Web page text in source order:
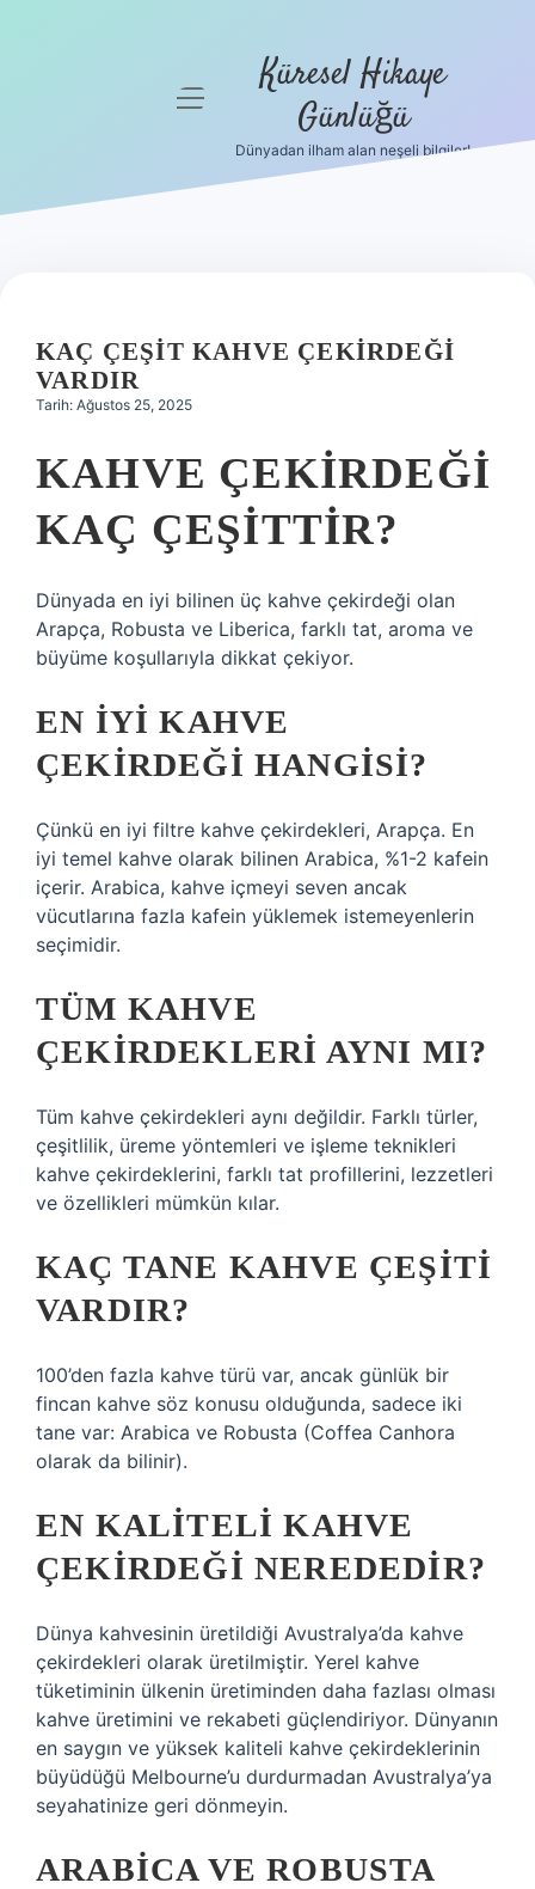
Hakkımızda
menüyü
Küresel Hikaye
Günlüğü
Dünyadan ilham alan neşeli bilgiler!
KAÇ ÇEŞIT KAHVE ÇEKIRDEĞI
VARDIR
Tarih: Ağustos 25, 2025
KAHVE ÇEKIRDEĞI
KAÇ ÇEŞITTIR?
Dünyada en iyi bilinen üç kahve çekirdeği olan
Arapça, Robusta ve Liberica, farklı tat, aroma ve
büyüme koşullarıyla dikkat çekiyor.
EN IYI KAHVE
ÇEKIRDEĞI HANGISI?
Çünkü en iyi filtre kahve çekirdekleri, Arapça. En
iyi temel kahve olarak bilinen Arabica, %1-2 kafein
içerir. Arabica, kahve içmeyi seven ancak
vücutlarına fazla kafein yüklemek istemeyenlerin
seçimidir.
TÜM KAHVE
ÇEKIRDEKLERI AYNI MI?
Tüm kahve çekirdekleri aynı değildir. Farklı türler,
çeşitlilik, üreme yöntemleri ve işleme teknikleri
kahve çekirdeklerini, farklı tat profillerini, lezzetleri
ve özellikleri mümkün kılar.
KAÇ TANE KAHVE ÇEŞITI
VARDIR?
100’den fazla kahve türü var, ancak günlük bir
fincan kahve söz konusu olduğunda, sadece iki
tane var: Arabica ve Robusta (Coffea Canhora
olarak da bilinir).
EN KALITELI KAHVE
ÇEKIRDEĞI NEREDEDIR?
Dünya kahvesinin üretildiği Avustralya’da kahve
çekirdekleri olarak üretilmiştir. Yerel kahve
tüketiminin ülkenin üretiminden daha fazlası olması
kahve üretimini ve rekabeti güçlendiriyor. Dünyanın
en saygın ve yüksek kaliteli kahve çekirdeklerinin
büyüdüğü Melbourne’u durdurmadan Avustralya’ya
seyahatinize geri dönmeyin.
ARABICA VE ROBUSTA